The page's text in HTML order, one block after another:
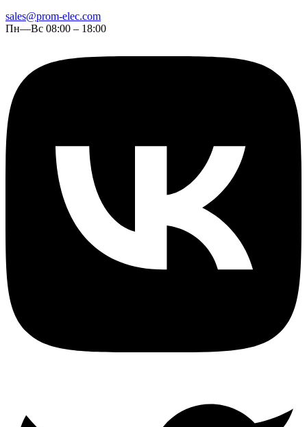
sales@prom-elec.com
Пн—Вс 08:00 – 18:00